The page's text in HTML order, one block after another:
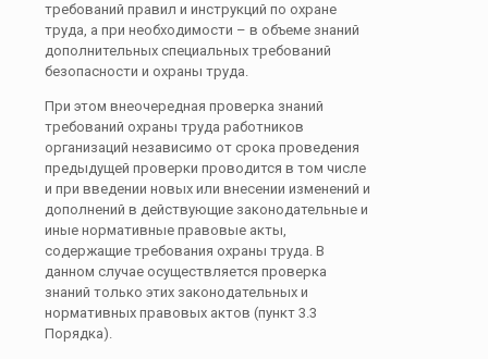
требований правил и инструкций по охране
труда, а при необходимости – в объеме знаний
дополнительных специальных требований
безопасности и охраны труда.
При этом внеочередная проверка знаний
требований охраны труда работников
организаций независимо от срока проведения
предыдущей проверки проводится в том числе
и при введении новых или внесении изменений и
дополнений в действующие законодательные и
иные нормативные правовые акты,
содержащие требования охраны труда. В
данном случае осуществляется проверка
знаний только этих законодательных и
нормативных правовых актов (пункт 3.3
Порядка).